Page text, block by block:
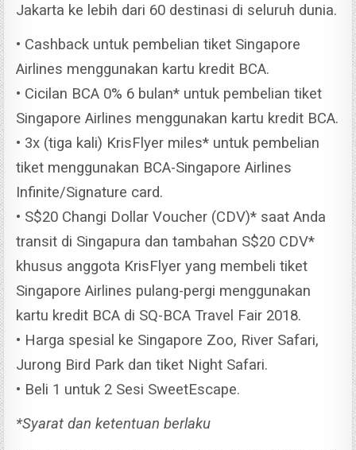
Jakarta ke lebih dari 60 destinasi di seluruh dunia.
• Cashback untuk pembelian tiket Singapore
Airlines menggunakan kartu kredit BCA.
• Cicilan BCA 0% 6 bulan* untuk pembelian tiket
Singapore Airlines menggunakan kartu kredit BCA.
• 3x (tiga kali) KrisFlyer miles* untuk pembelian
tiket menggunakan BCA-Singapore Airlines
Infinite/Signature card.
• S$20 Changi Dollar Voucher (CDV)* saat Anda
transit di Singapura dan tambahan S$20 CDV*
khusus anggota KrisFlyer yang membeli tiket
Singapore Airlines pulang-pergi menggunakan
kartu kredit BCA di SQ-BCA Travel Fair 2018.
• Harga spesial ke Singapore Zoo, River Safari,
Jurong Bird Park dan tiket Night Safari.
• Beli 1 untuk 2 Sesi SweetEscape.
*Syarat dan ketentuan berlaku